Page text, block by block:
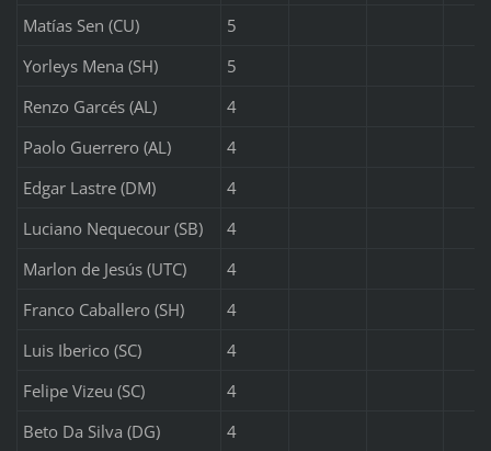
Matías Sen (CU)
5
Yorleys Mena (SH)
5
Renzo Garcés (AL)
4
Paolo Guerrero (AL)
4
Edgar Lastre (DM)
4
Luciano Nequecour (SB)
4
Marlon de Jesús (UTC)
4
Franco Caballero (SH)
4
Luis Iberico (SC)
4
Felipe Vizeu (SC)
4
Beto Da Silva (DG)
4